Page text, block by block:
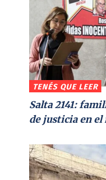
TENÉS QUE LEER
Salta 2141:
de justicia en